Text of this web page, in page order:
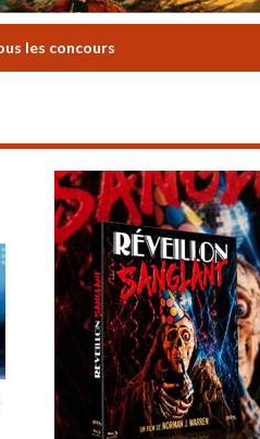
les concours